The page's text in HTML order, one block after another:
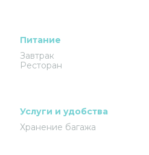
Питание
Завтрак
Ресторан
Услуги и удобства
Хранение багажа